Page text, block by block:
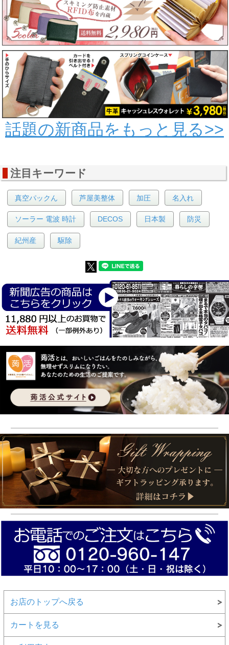
話題の新商品をもっと見る>>
注目キーワード
真空パックん 芦屋美整体 加圧 名入れ
ソーラー 電波 時計 DECOS 日本製 防災
紀州産 駆除
お店のトップへ戻る
カートを見る